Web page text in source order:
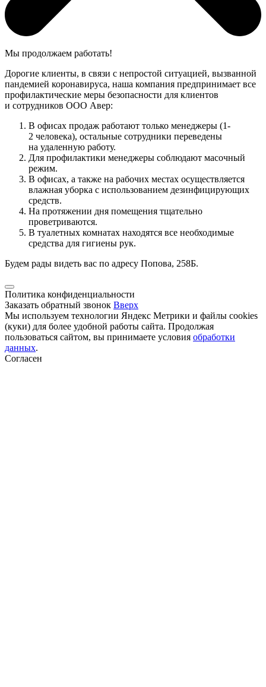
Мы продолжаем работать!
Дорогие клиенты, в связи с непростой ситуацией, вызванной
пандемией коронавируса, наша компания предпринимает все
профилактические меры безопасности для клиентов
и сотрудников ООО Авер:
В офисах продаж работают только менеджеры (1-
2 человека), остальные сотрудники переведены
на удаленную работу.
Для профилактики менеджеры соблюдают масочный
режим.
В офисах, а также на рабочих местах осуществляется
влажная уборка с использованием дезинфицирующих
средств.
На протяжении дня помещения тщательно
проветриваются.
В туалетных комнатах находятся все необходимые
средства для гигиены рук.
Будем рады видеть вас по адресу Попова, 258Б.
Политика конфиденциальности
Заказать обратный звонок Вверх
Мы используем технологии Яндекс Метрики и файлы cookies
(куки) для более удобной работы сайта. Продолжая
пользоваться сайтом, вы принимаете условия обработки
данных.
Согласен